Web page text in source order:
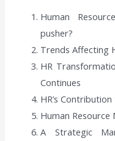
Human
pusher?
Trends Affecting
HR
Continues
HR’s
Human
A Strategic